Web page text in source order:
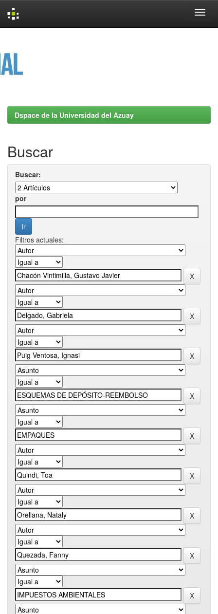
Dspace de la Universidad del Azuay
Buscar
Buscar:
por
Filtros actuales: